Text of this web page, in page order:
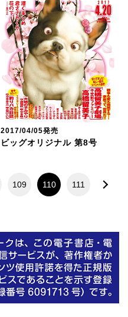
2017/04/05発売
ビッグオリジナル 第8号
109 110 111